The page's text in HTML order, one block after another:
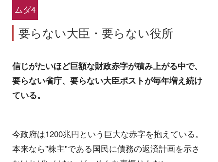
ムダ4
要らない大臣・要らない役所
信じがたいほど巨額な財政赤字が積み上がる中で、
要らない省庁、要らない大臣ポストが毎年増え続け
ている。
今政府は1200兆円という巨大な赤字を抱えている。
本来なら"株主"である国民に債務の返済計画を示さ